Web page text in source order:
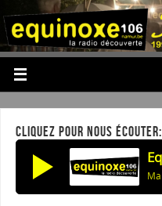
CLIQUEZ POUR NOUS ÉCOUTER: